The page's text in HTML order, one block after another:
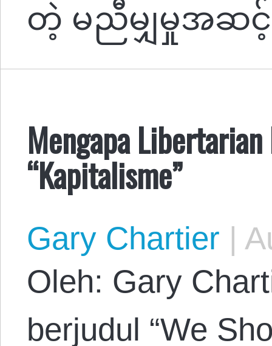
တဲ့ မညီမျှမှုအဆ
Mengapa
“Kapitalisme”
Gary Chartier |
Oleh: Gary
berjudul “We